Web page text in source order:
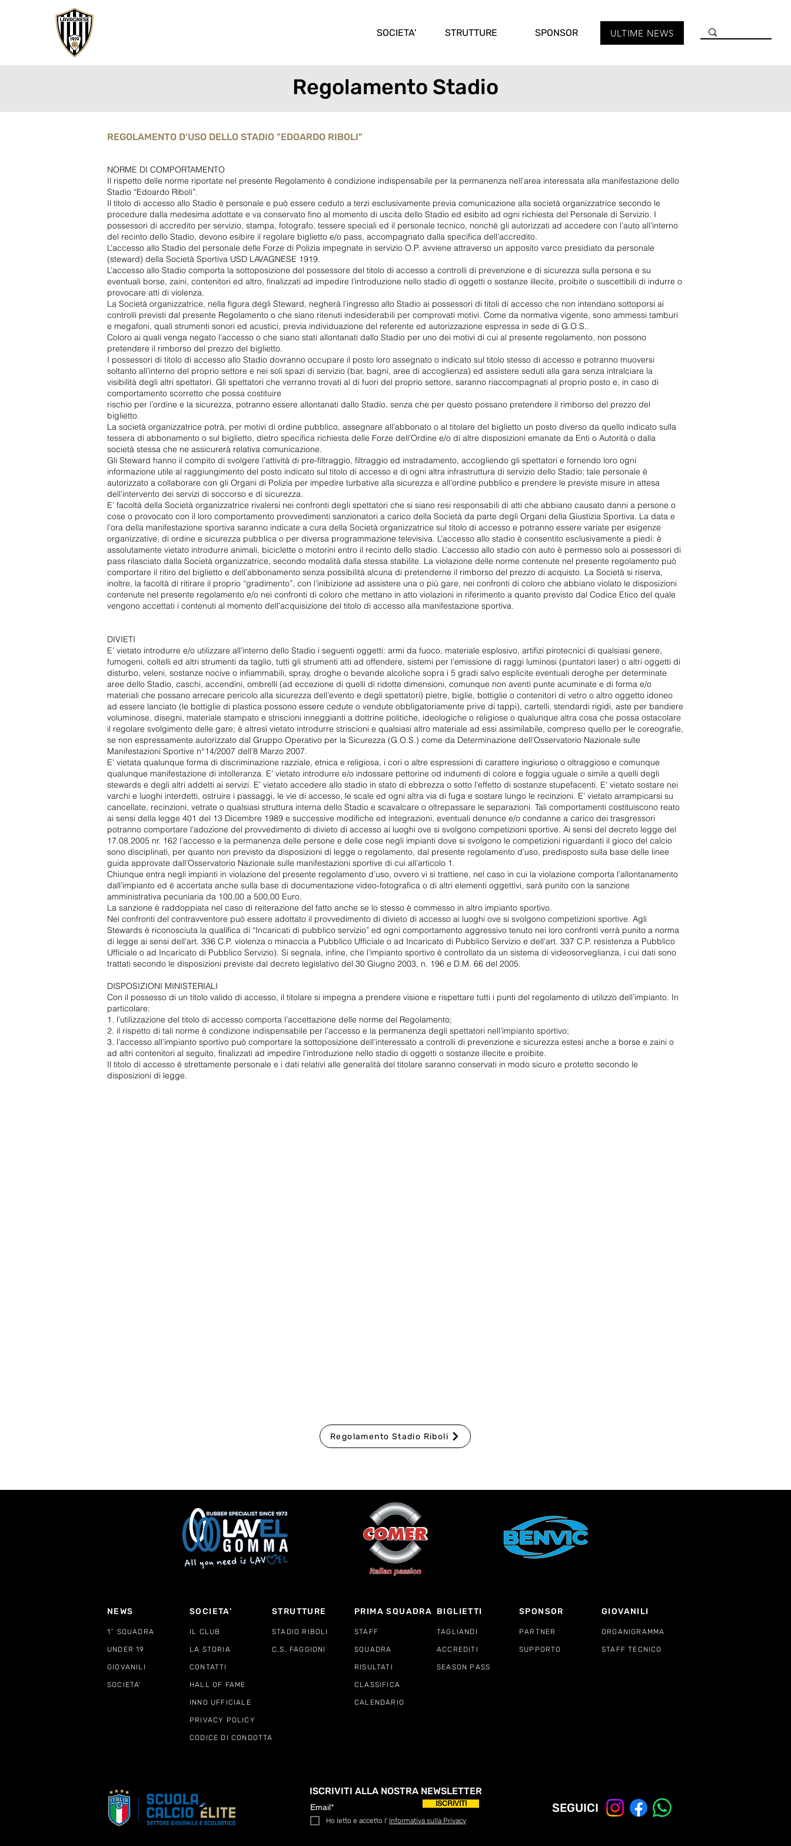
SOCIETA' STRUTTURE SPONSOR ULTIME NEWS
Regolamento Stadio
REGOLAMENTO D'USO DELLO STADIO "EDOARDO RIBOLI"
NORME DI COMPORTAMENTO
Il rispetto delle norme riportate nel presente Regolamento è condizione indispensabile per la permanenza nell’area interessata alla manifestazione dello
Stadio “Edoardo Riboli”.
Il titolo di accesso allo Stadio è personale e può essere ceduto a terzi esclusivamente previa comunicazione alla società organizzatrice secondo le
procedure dalla medesima adottate e va conservato fino al momento di uscita dello Stadio ed esibito ad ogni richiesta del Personale di Servizio. I
possessori di accredito per servizio, stampa, fotografo, tessere speciali ed il personale tecnico, nonché gli autorizzati ad accedere con l’auto all’interno
del recinto dello Stadio, devono esibire il regolare biglietto e/o pass, accompagnato dalla specifica dell’accredito.
L’accesso allo Stadio del personale delle Forze di Polizia impegnate in servizio O.P. avviene attraverso un apposito varco presidiato da personale
(steward) della Società Sportiva USD LAVAGNESE 1919.
L’accesso allo Stadio comporta la sottoposizione del possessore del titolo di accesso a controlli di prevenzione e di sicurezza sulla persona e su
eventuali borse, zaini, contenitori ed altro, finalizzati ad impedire l’introduzione nello stadio di oggetti o sostanze illecite, proibite o suscettibili di indurre o
provocare atti di violenza.
La Società organizzatrice, nella figura degli Steward, negherà l’ingresso allo Stadio ai possessori di titoli di accesso che non intendano sottoporsi ai
controlli previsti dal presente Regolamento o che siano ritenuti indesiderabili per comprovati motivi. Come da normativa vigente, sono ammessi tamburi
e megafoni, quali strumenti sonori ed acustici, previa individuazione del referente ed autorizzazione espressa in sede di G.O.S..
Coloro ai quali venga negato l’accesso o che siano stati allontanati dallo Stadio per uno dei motivi di cui al presente regolamento, non possono
pretendere il rimborso del prezzo del biglietto.
I possessori di titolo di accesso allo Stadio dovranno occupare il posto loro assegnato o indicato sul titolo stesso di accesso e potranno muoversi
soltanto all’interno del proprio settore e nei soli spazi di servizio (bar, bagni, aree di accoglienza) ed assistere seduti alla gara senza intralciare la
visibilità degli altri spettatori. Gli spettatori che verranno trovati al di fuori del proprio settore, saranno riaccompagnati al proprio posto e, in caso di
comportamento scorretto che possa costituire
rischio per l’ordine e la sicurezza, potranno essere allontanati dallo Stadio, senza che per questo possano pretendere il rimborso del prezzo del
biglietto.
La società organizzatrice potrà, per motivi di ordine pubblico, assegnare all’abbonato o al titolare del biglietto un posto diverso da quello indicato sulla
tessera di abbonamento o sul biglietto, dietro specifica richiesta delle Forze dell’Ordine e/o di altre disposizioni emanate da Enti o Autorità o dalla
società stessa che ne assicurerà relativa comunicazione.
Gli Steward hanno il compito di svolgere l’attività di pre-filtraggio, filtraggio ed instradamento, accogliendo gli spettatori e fornendo loro ogni
informazione utile al raggiungimento del posto indicato sul titolo di accesso e di ogni altra infrastruttura di servizio dello Stadio; tale personale è
autorizzato a collaborare con gli Organi di Polizia per impedire turbative alla sicurezza e all’ordine pubblico e prendere le previste misure in attesa
dell’intervento dei servizi di soccorso e di sicurezza.
E’ facoltà della Società organizzatrice rivalersi nei confronti degli spettatori che si siano resi responsabili di atti che abbiano causato danni a persone o
cose o provocato con il loro comportamento provvedimenti sanzionatori a carico della Società da parte degli Organi della Giustizia Sportiva. La data e
l’ora della manifestazione sportiva saranno indicate a cura della Società organizzatrice sul titolo di accesso e potranno essere variate per esigenze
organizzative, di ordine e sicurezza pubblica o per diversa programmazione televisiva. L’accesso allo stadio è consentito esclusivamente a piedi: è
assolutamente vietato introdurre animali, biciclette o motorini entro il recinto dello stadio. L’accesso allo stadio con auto è permesso solo ai possessori di
pass rilasciato dalla Società organizzatrice, secondo modalità dalla stessa stabilite. La violazione delle norme contenute nel presente regolamento può
comportare il ritiro del biglietto e dell’abbonamento senza possibilità alcuna di pretenderne il rimborso del prezzo di acquisto. La Società si riserva,
inoltre, la facoltà di ritirare il proprio “gradimento”, con l’inibizione ad assistere una o più gare, nei confronti di coloro che abbiano violato le disposizioni
contenute nel presente regolamento e/o nei confronti di coloro che mettano in atto violazioni in riferimento a quanto previsto dal Codice Etico del quale
vengono accettati i contenuti al momento dell’acquisizione del titolo di accesso alla manifestazione sportiva.
DIVIETI
E’ vietato introdurre e/o utilizzare all’interno dello Stadio i seguenti oggetti: armi da fuoco, materiale esplosivo, artifizi pirotecnici di qualsiasi genere,
fumogeni, coltelli ed altri strumenti da taglio, tutti gli strumenti atti ad offendere, sistemi per l’emissione di raggi luminosi (puntatori laser) o altri oggetti di
disturbo, veleni, sostanze nocive o infiammabili, spray, droghe o bevande alcoliche sopra i 5 gradi salvo esplicite eventuali deroghe per determinate
aree dello Stadio, caschi, accendini, ombrelli (ad eccezione di quelli di ridotte dimensioni, comunque non aventi punte acuminate e di forma e/o
materiali che possano arrecare pericolo alla sicurezza dell’evento e degli spettatori) pietre, biglie, bottiglie o contenitori di vetro o altro oggetto idoneo
ad essere lanciato (le bottiglie di plastica possono essere cedute o vendute obbligatoriamente prive di tappi), cartelli, stendardi rigidi, aste per bandiere
voluminose, disegni, materiale stampato e striscioni inneggianti a dottrine politiche, ideologiche o religiose o qualunque altra cosa che possa ostacolare
il regolare svolgimento delle gare; è altresì vietato introdurre striscioni e qualsiasi altro materiale ad essi assimilabile, compreso quello per le coreografie,
se non espressamente autorizzato dal Gruppo Operativo per la Sicurezza (G.O.S.) come da Determinazione dell’Osservatorio Nazionale sulle
Manifestazioni Sportive n°14/2007 dell’8 Marzo 2007.
E’ vietata qualunque forma di discriminazione razziale, etnica e religiosa, i cori o altre espressioni di carattere ingiurioso o oltraggioso e comunque
qualunque manifestazione di intolleranza. E’ vietato introdurre e/o indossare pettorine od indumenti di colore e foggia uguale o simile a quelli degli
stewards e degli altri addetti ai servizi. E’ vietato accedere allo stadio in stato di ebbrezza o sotto l’effetto di sostanze stupefacenti. E’ vietato sostare nei
varchi e luoghi interdetti, ostruire i passaggi, le vie di accesso, le scale ed ogni altra via di fuga e sostare lungo le recinzioni. E’ vietato arrampicarsi su
cancellate, recinzioni, vetrate o qualsiasi struttura interna dello Stadio e scavalcare o oltrepassare le separazioni. Tali comportamenti costituiscono reato
ai sensi della legge 401 del 13 Dicembre 1989 e successive modifiche ed integrazioni, eventuali denunce e/o condanne a carico dei trasgressori
potranno comportare l’adozione del provvedimento di divieto di accesso ai luoghi ove si svolgono competizioni sportive. Ai sensi del decreto legge del
17.08.2005 nr. 162 l’accesso e la permanenza delle persone e delle cose negli impianti dove si svolgono le competizioni riguardanti il gioco del calcio
sono disciplinati, per quanto non previsto da disposizioni di legge o regolamento, dal presente regolamento d’uso, predisposto sulla base delle linee
guida approvate dall’Osservatorio Nazionale sulle manifestazioni sportive di cui all’articolo 1.
Chiunque entra negli impianti in violazione del presente regolamento d’uso, ovvero vi si trattiene, nel caso in cui la violazione comporta l’allontanamento
dall’impianto ed è accertata anche sulla base di documentazione video-fotografica o di altri elementi oggettivi, sarà punito con la sanzione
amministrativa pecuniaria da 100,00 a 500,00 Euro.
La sanzione è raddoppiata nel caso di reiterazione del fatto anche se lo stesso è commesso in altro impianto sportivo.
Nei confronti del contravventore può essere adottato il provvedimento di divieto di accesso ai luoghi ove si svolgono competizioni sportive. Agli
Stewards è riconosciuta la qualifica di “Incaricati di pubblico servizio” ed ogni comportamento aggressivo tenuto nei loro confronti verrà punito a norma
di legge ai sensi dell’art. 336 C.P. violenza o minaccia a Pubblico Ufficiale o ad Incaricato di Pubblico Servizio e dell’art. 337 C.P. resistenza a Pubblico
Ufficiale o ad Incaricato di Pubblico Servizio). Si segnala, infine, che l’impianto sportivo è controllato da un sistema di videosorveglianza, i cui dati sono
trattati secondo le disposizioni previste dal decreto legislativo del 30 Giugno 2003, n. 196 e D.M. 66 del 2005.
DISPOSIZIONI MINISTERIALI
Con il possesso di un titolo valido di accesso, il titolare si impegna a prendere visione e rispettare tutti i punti del regolamento di utilizzo dell’impianto. In
particolare:
1. l’utilizzazione del titolo di accesso comporta l’accettazione delle norme del Regolamento;
2. il rispetto di tali norme è condizione indispensabile per l’accesso e la permanenza degli spettatori nell’impianto sportivo;
3. l’accesso all’impianto sportivo può comportare la sottoposizione dell’interessato a controlli di prevenzione e sicurezza estesi anche a borse e zaini o
ad altri contenitori al seguito, finalizzati ad impedire l’introduzione nello stadio di oggetti o sostanze illecite e proibite.
Il titolo di accesso è strettamente personale e i dati relativi alle generalità del titolare saranno conservati in modo sicuro e protetto secondo le
disposizioni di legge.
Regolamento Stadio Riboli
NEWS SOCIETA' STRUTTURE PRIMA SQUADRA BIGLIETTI SPONSOR
1^ SQUADRA IL CLUB STADIO RIBOLI STAFF TAGLIANDI PARTNER
UNDER 19 LA STORIA C.S. FAGGIONI SQUADRA ACCREDITI SUPPORTO
GIOVANILI CONTATTI
SOCIETA' HALL OF FAME
INNO UFFICIALE
RISULTATI SEASON PASS
CLASSIFICA
CALENDARIO
GIOVANILI
ORGANIGRAMMA
STAFF TECNICO
PRIVACY POLICY
CODICE DI CONDOTTA
ISCRIVITI ALLA NOSTRA NEWSLETTER
ISCRIVITI
Ho letto e accetto l' Informativa sulla Privacy
SEGUICI